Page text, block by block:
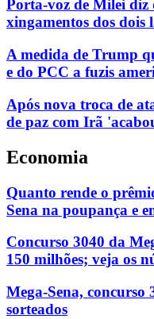
Porta-voz de Milei diz
xingamentos dos dois
A medida de Trump
e do PCC a fuzis
Após nova troca de
de paz com Irã
Economia
Quanto rende o
Sena na poupança e
Concurso 3040 da
150 milhões; veja os
Mega-Sena, concurso
sorteados